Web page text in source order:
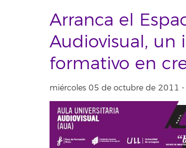
Arranca el
Audiovisual, un
formativo en
miércoles 05 de octubre de 2011 -